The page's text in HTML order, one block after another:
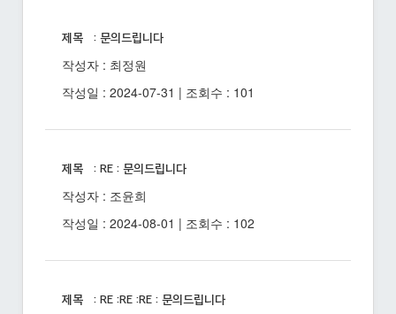
제목 : 문의드립니다
작성자 : 최정원
작성일 : 2024-07-31 | 조회수 : 101
제목 : RE : 문의드립니다
작성자 : 조윤희
작성일 : 2024-08-01 | 조회수 : 102
제목 : RE :RE :RE : 문의드립니다